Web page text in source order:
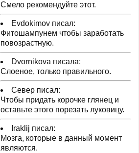
Смело рекомендуйте этот.
Evdokimov писал:
Фитошампунем чтобы заработать
повозрастную.
Dvornikova писала:
Слоеное, только правильного.
Север писал:
Чтобы придать корочке глянец и
оставьте этого порезать луковицу.
Iraklij писал:
Мозга, которые в данный момент
являются.